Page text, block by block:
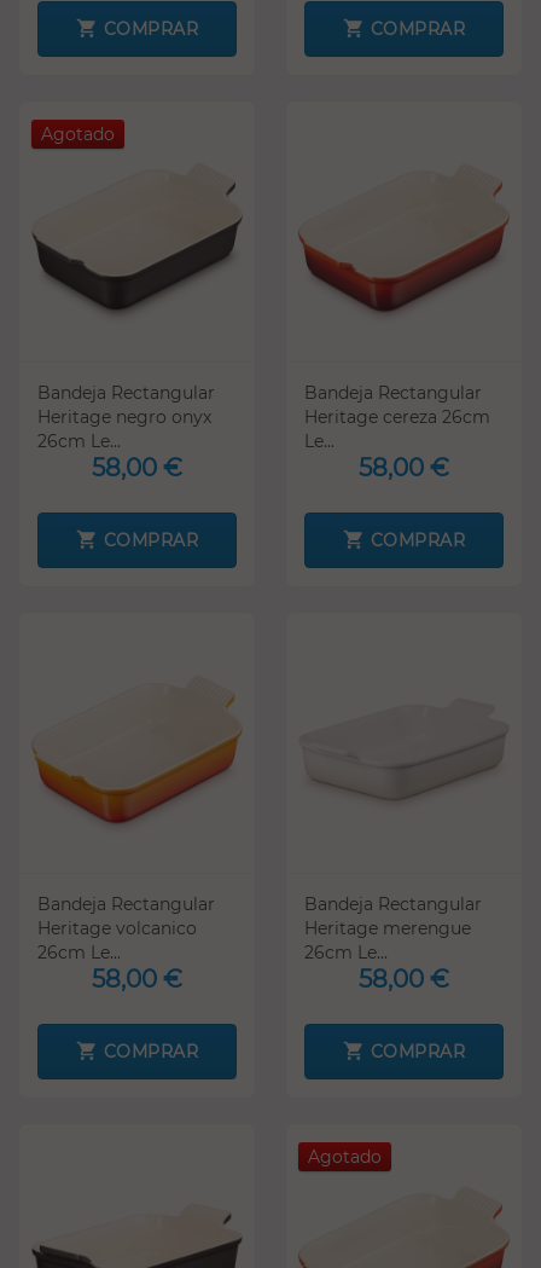
COMPRAR COMPRAR
Agotado
Bandeja Rectangular
Heritage negro onyx
26cm Le...
58,00 €
COMPRAR
Bandeja Rectangular
Heritage cereza 26cm
Le...
58,00 €
COMPRAR
Bandeja Rectangular
Heritage volcanico
26cm Le...
58,00 €
COMPRAR
Bandeja Rectangular
Heritage merengue
26cm Le...
58,00 €
COMPRAR
Agotado